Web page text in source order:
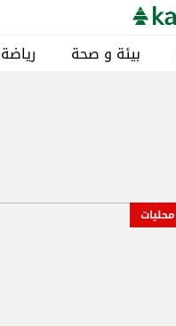
بيئة و صحة رياضة
محليات